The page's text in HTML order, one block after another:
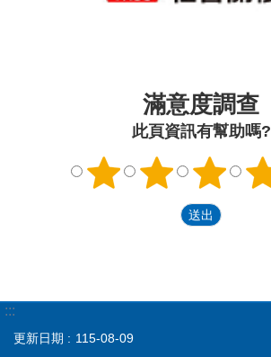
滿意度調查
此頁資訊有幫助嗎?
:::
更新日期
115-08-09